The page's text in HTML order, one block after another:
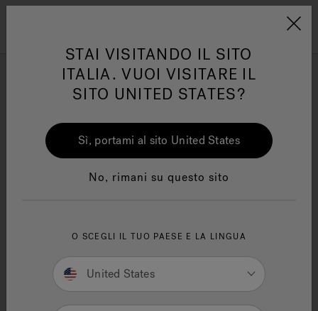
Jacuzzi&reg; EMEA
Tecnologia ad infrarossi
Affina per
STAI VISITANDO IL SITO
ITALIA. VUOI VISITARE IL
SITO UNITED STATES?
Sì, portami al sito United States
No, rimani su questo sito
O SCEGLI IL TUO PAESE E LA LINGUA
United States